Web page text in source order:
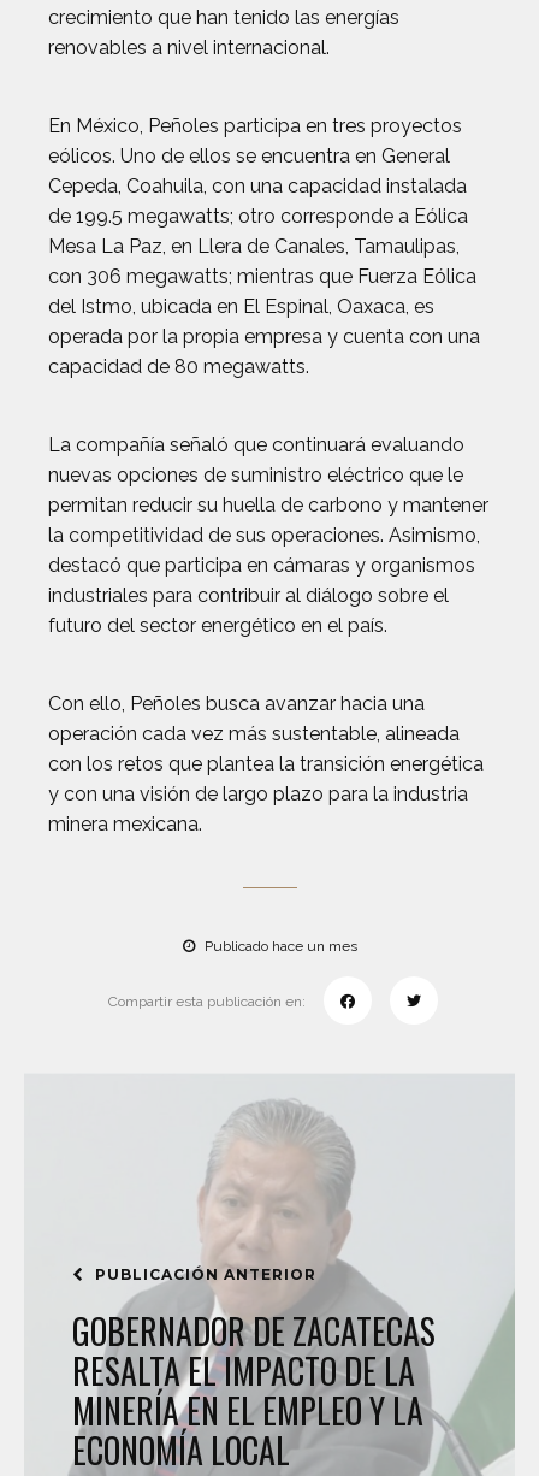
crecimiento que han tenido las energías
renovables a nivel internacional.
En México, Peñoles participa en tres proyectos
eólicos. Uno de ellos se encuentra en General
Cepeda, Coahuila, con una capacidad instalada
de 199.5 megawatts; otro corresponde a Eólica
Mesa La Paz, en Llera de Canales, Tamaulipas,
con 306 megawatts; mientras que Fuerza Eólica
del Istmo, ubicada en El Espinal, Oaxaca, es
operada por la propia empresa y cuenta con una
capacidad de 80 megawatts.
La compañía señaló que continuará evaluando
nuevas opciones de suministro eléctrico que le
permitan reducir su huella de carbono y mantener
la competitividad de sus operaciones. Asimismo,
destacó que participa en cámaras y organismos
industriales para contribuir al diálogo sobre el
futuro del sector energético en el país.
Con ello, Peñoles busca avanzar hacia una
operación cada vez más sustentable, alineada
con los retos que plantea la transición energética
y con una visión de largo plazo para la industria
minera mexicana.
Publicado hace un mes
Compartir esta publicación en:
PUBLICACIÓN ANTERIOR
GOBERNADOR DE ZACATECAS
RESALTA EL IMPACTO DE LA
MINERÍA EN EL EMPLEO Y LA
ECONOMÍA LOCAL